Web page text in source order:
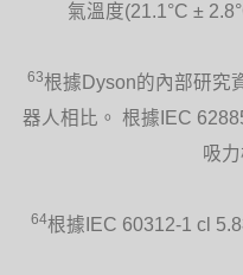
氣溫度(21.1°C ±
63根據Dyson的內部研究
器人相比。 根據IEC
吸
64根據IEC 60312-1 cl